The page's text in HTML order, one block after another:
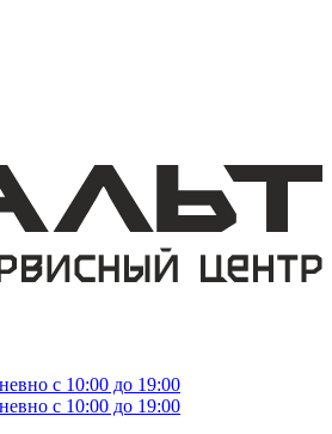
с 10:00 до 19:00
с 10:00 до 19:00